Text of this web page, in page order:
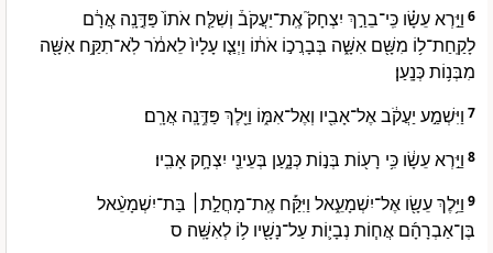
6 וַיַּ֣רְא עֵשָׂ֗ו כִּֽי־בֵרַ֣ךְ יִצְחָק֮ אֶֽת־יַעֲקֹב֒ וְשִׁלַּ֤ח אֹתוֹ֙ פַּדֶּ֣נָֽה אֲרָ֔ם
לָקַֽחַת־ל֥וֹ מִשָּׁ֖ם אִשָּׁ֑ה בְּבָרֲכ֣וֹ אֹת֔וֹ וַיְצַ֤ו עָלָיו֙ לֵאמֹ֔ר לֹֽא־תִקַּ֥ח אִשָּׁ֖ה
מִבְּנ֥וֹת כְּנָֽעַן׃
7 וַיִּשְׁמַ֣ע יַעֲקֹ֔ב אֶל־אָבִ֖יו וְאֶל־אִמּ֑וֹ וַיֵּ֖לֶךְ פַּדֶּ֥נָֽה אֲרָֽם׃
8 וַיַּ֣רְא עֵשָׂ֔ו כִּ֥י רָע֖וֹת בְּנ֣וֹת כְּנָ֑עַן בְּעֵינֵ֖י יִצְחָ֥ק אָבִֽיו׃
9 וַיֵּ֥לֶךְ עֵשָׂ֖ו אֶל־יִשְׁמָעֵ֑אל וַיִּקַּ֡ח אֶֽת־מָחֲלַ֣ת׀ בַּת־יִשְׁמָעֵ֨אל
בֶּן־אַבְרָהָ֜ם אֲח֧וֹת נְבָי֛וֹת עַל־נָשָׁ֖יו ל֥וֹ לְאִשָּֽׁה׃ ס